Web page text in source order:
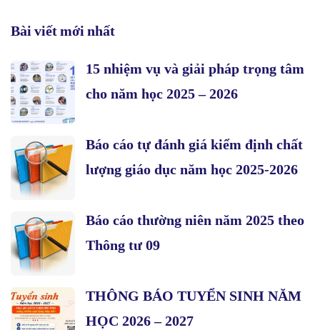
Bài viết mới nhất
15 nhiệm vụ và giải pháp trọng tâm
cho năm học 2025 – 2026
Báo cáo tự đánh giá kiểm định chất
lượng giáo dục năm học 2025-2026
Báo cáo thường niên năm 2025 theo
Thông tư 09
THÔNG BÁO TUYỂN SINH NĂM
HỌC 2026 – 2027